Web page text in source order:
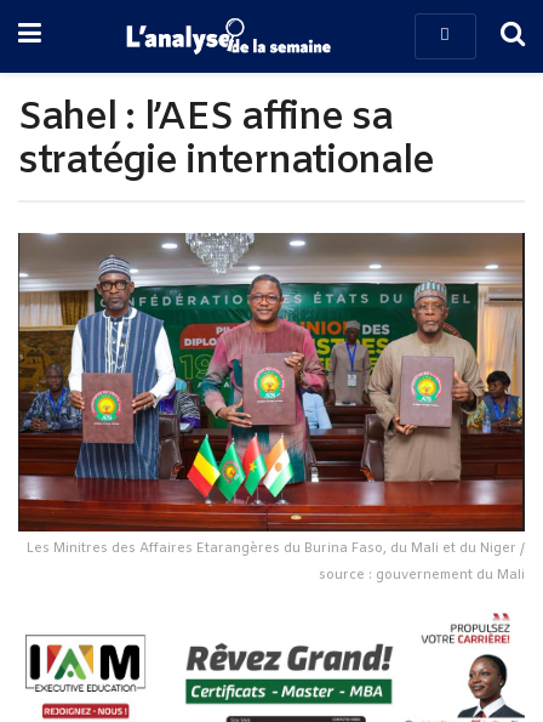
Sahel : l’AES affine sa
stratégie internationale
Les Minitres des Affaires Etarangères du Burina Faso, du Mali et du Niger /
source : gouvernement du Mali